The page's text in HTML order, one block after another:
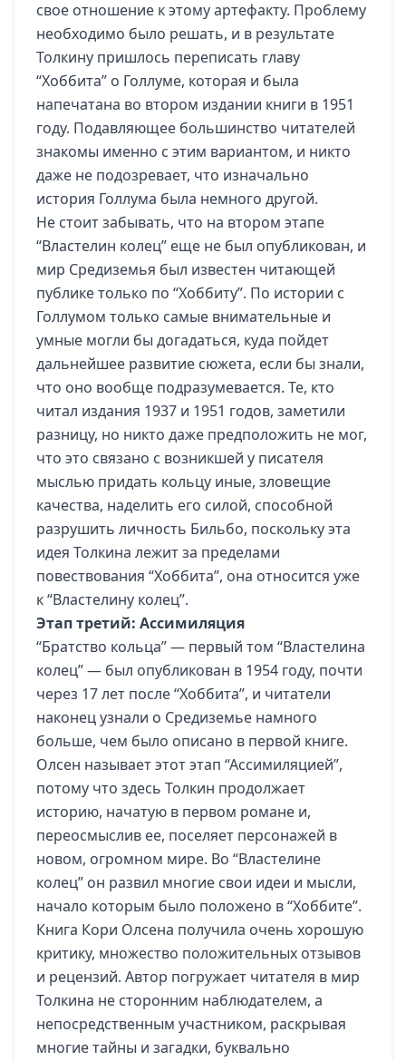
свое отношение к этому артефакту. Проблему
необходимо было решать, и в результате
Толкину пришлось переписать главу
“Хоббита” о Голлуме, которая и была
напечатана во втором издании книги в 1951
году. Подавляющее большинство читателей
знакомы именно с этим вариантом, и никто
даже не подозревает, что изначально
история Голлума была немного другой.
Не стоит забывать, что на втором этапе
“Властелин колец” еще не был опубликован, и
мир Средиземья был известен читающей
публике только по “Хоббиту”. По истории с
Голлумом только самые внимательные и
умные могли бы догадаться, куда пойдет
дальнейшее развитие сюжета, если бы знали,
что оно вообще подразумевается. Те, кто
читал издания 1937 и 1951 годов, заметили
разницу, но никто даже предположить не мог,
что это связано с возникшей у писателя
мыслью придать кольцу иные, зловещие
качества, наделить его силой, способной
разрушить личность Бильбо, поскольку эта
идея Толкина лежит за пределами
повествования “Хоббита”, она относится уже
к “Властелину колец”.
Этап третий: Ассимиляция
“Братство кольца” — первый том “Властелина
колец” — был опубликован в 1954 году, почти
через 17 лет после “Хоббита”, и читатели
наконец узнали о Средиземье намного
больше, чем было описано в первой книге.
Олсен называет этот этап “Ассимиляцией”,
потому что здесь Толкин продолжает
историю, начатую в первом романе и,
переосмыслив ее, поселяет персонажей в
новом, огромном мире. Во “Властелине
колец” он развил многие свои идеи и мысли,
начало которым было положено в “Хоббите”.
Книга Кори Олсена получила очень хорошую
критику, множество положительных отзывов
и рецензий. Автор погружает читателя в мир
Толкина не сторонним наблюдателем, а
непосредственным участником, раскрывая
многие тайны и загадки, буквально